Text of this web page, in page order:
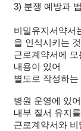
3) 분쟁 예방과
비밀유지서약서
을 인식시키는
근로계약서에
내용이 있어
별도로 작성하
병원 운영에 있
내부 질서 유지
근로계약서와